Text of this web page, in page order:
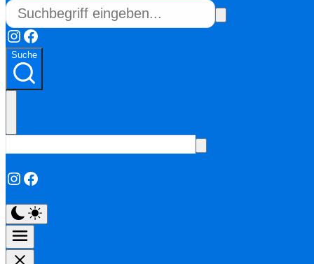
Instagram
Facebook
Suche
Instagram
Facebook